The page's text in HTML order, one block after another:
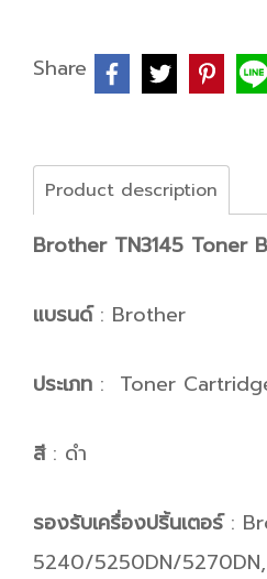
Share
Product description
Brother TN3145 Toner
แบรนด์: Brother
ประเภท : Toner
สี: ดำ
รองรับเครื่องปริ้นเตอร์:
5240/5250DN/